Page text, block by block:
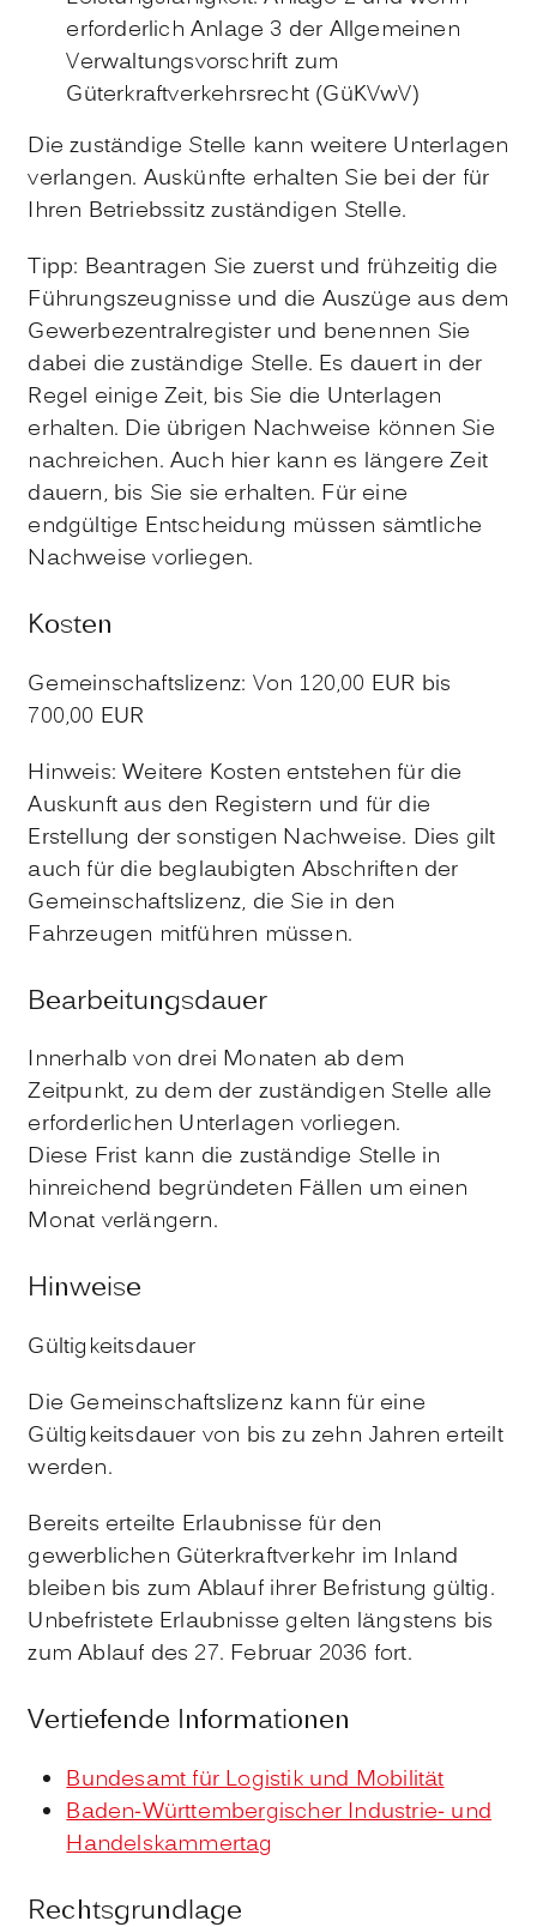
erforderlich Anlage 3 der Allgemeinen
Verwaltungsvorschrift zum
Güterkraftverkehrsrecht (GüKVwV)
Die zuständige Stelle kann weitere Unterlagen
verlangen. Auskünfte erhalten Sie bei der für
Ihren Betriebssitz zuständigen Stelle.
Tipp: Beantragen Sie zuerst und frühzeitig die
Führungszeugnisse und die Auszüge aus dem
Gewerbezentralregister und benennen Sie
dabei die zuständige Stelle. Es dauert in der
Regel einige Zeit, bis Sie die Unterlagen
erhalten. Die übrigen Nachweise können Sie
nachreichen. Auch hier kann es längere Zeit
dauern, bis Sie sie erhalten. Für eine
endgültige Entscheidung müssen sämtliche
Nachweise vorliegen.
Kosten
Gemeinschaftslizenz: Von 120,00 EUR bis
700,00 EUR
Hinweis: Weitere Kosten entstehen für die
Auskunft aus den Registern und für die
Erstellung der sonstigen Nachweise. Dies gilt
auch für die beglaubigten Abschriften der
Gemeinschaftslizenz, die Sie in den
Fahrzeugen mitführen müssen.
Bearbeitungsdauer
Innerhalb von drei Monaten ab dem
Zeitpunkt, zu dem der zuständigen Stelle alle
erforderlichen Unterlagen vorliegen.
Diese Frist kann die zuständige Stelle in
hinreichend begründeten Fällen um einen
Monat verlängern.
Hinweise
Gültigkeitsdauer
Die Gemeinschaftslizenz kann für eine
Gültigkeitsdauer von bis zu zehn Jahren erteilt
werden.
Bereits erteilte Erlaubnisse für den
gewerblichen Güterkraftverkehr im Inland
bleiben bis zum Ablauf ihrer Befristung gültig.
Unbefristete Erlaubnisse gelten längstens bis
zum Ablauf des 27. Februar 2036 fort.
Vertiefende Informationen
Bundesamt für Logistik und Mobilität
Baden-Württembergischer Industrie- und
Handelskammertag
Rechtsgrundlage